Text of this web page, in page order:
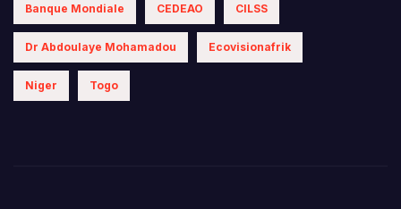
Banque Mondiale CEDEAO CILSS
Dr Abdoulaye Mohamadou Ecovisionafrik
Niger Togo